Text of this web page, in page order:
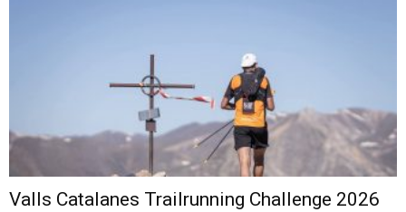
Valls Catalanes Trailrunning Challenge 2026